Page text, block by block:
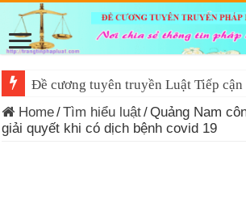
Đề cương tuyên truyền Luật Tiếp
Home/Tìm hiểu luật/Quảng Nam
giải quyết khi có dịch bệnh covid 19